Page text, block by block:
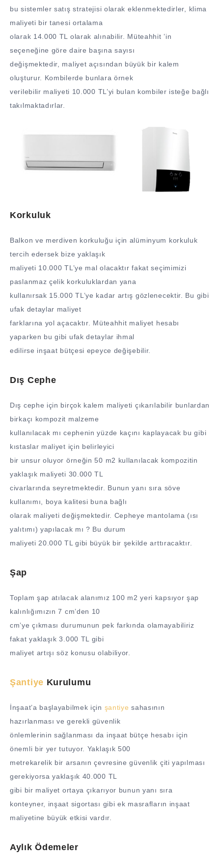
bu sistemler satış stratejisi olarak eklenmektedirler, klima
maliyeti bir tanesi ortalama
olarak 14.000 TL olarak alınabilir. Müteahhit ’in
seçeneğine göre daire başına sayısı
değişmektedir, maliyet açısından büyük bir kalem
oluşturur. Kombilerde bunlara örnek
verilebilir maliyeti 10.000 TL’yi bulan kombiler isteğe bağlı
takılmaktadırlar.
Korkuluk
Balkon ve merdiven korkuluğu için alüminyum korkuluk
tercih edersek bize yaklaşık
maliyeti 10.000 TL’ye mal olacaktır fakat seçimimizi
paslanmaz çelik korkuluklardan yana
kullanırsak 15.000 TL’ye kadar artış gözlenecektir. Bu gibi
ufak detaylar maliyet
farklarına yol açacaktır. Müteahhit maliyet hesabı
yaparken bu gibi ufak detaylar ihmal
edilirse inşaat bütçesi epeyce değişebilir.
Dış Cephe
Dış cephe için birçok kalem maliyeti çıkarılabilir bunlardan
birkaçı kompozit malzeme
kullanılacak mı cephenin yüzde kaçını kaplayacak bu gibi
kıstaslar maliyet için belirleyici
bir unsur oluyor örneğin 50 m2 kullanılacak kompozitin
yaklaşık maliyeti 30.000 TL
civarlarında seyretmektedir. Bunun yanı sıra söve
kullanımı, boya kalitesi buna bağlı
olarak maliyeti değişmektedir. Cepheye mantolama (ısı
yalıtımı) yapılacak mı ? Bu durum
maliyeti 20.000 TL gibi büyük bir şekilde arttıracaktır.
Şap
Toplam şap atılacak alanımız 100 m2 yeri kapsıyor şap
kalınlığımızın 7 cm’den 10
cm’ye çıkması durumunun pek farkında olamayabiliriz
fakat yaklaşık 3.000 TL gibi
maliyet artışı söz konusu olabiliyor.
Şantiye Kurulumu
İnşaat’a başlayabilmek için şantiye sahasının
hazırlanması ve gerekli güvenlik
önlemlerinin sağlanması da inşaat bütçe hesabı için
önemli bir yer tutuyor. Yaklaşık 500
metrekarelik bir arsanın çevresine güvenlik çiti yapılması
gerekiyorsa yaklaşık 40.000 TL
gibi bir maliyet ortaya çıkarıyor bunun yanı sıra
konteyner, inşaat sigortası gibi ek masrafların inşaat
maliyetine büyük etkisi vardır.
Aylık Ödemeler